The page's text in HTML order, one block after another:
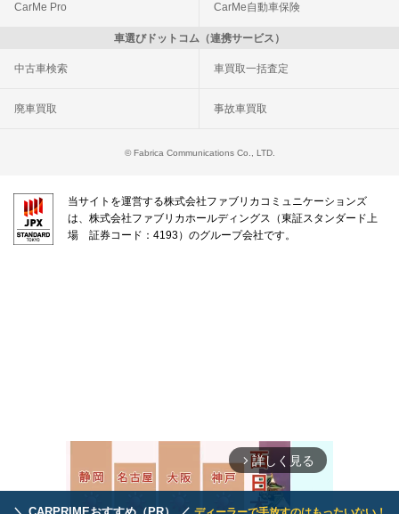
CarMe Pro CarMe自動車保険
車選びドットコム（連携サービス）
中古車検索 車買取一括査定
廃車買取 事故車買取
© Fabrica Communications Co., LTD.
当サイトを運営する株式会社ファブリカコミュニケーションズ
は、株式会社ファブリカホールディングス（東証スタンダード上
場 証券コード：4193）のグループ会社です。
arrow_forward_ios 詳しく見る